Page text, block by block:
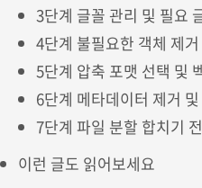
3단계 글꼴 관리 및 필요
4단계 불필요한 객체 제
5단계 압축 포맷 선택 및
6단계 메타데이터 제거
7단계 파일 분할 합치기
이런 글도 읽어보세요